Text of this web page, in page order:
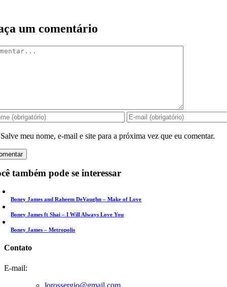
um comentário
Salve meu nome, e-mail e site para a próxima vez que eu comentar.
também pode se interessar
Boney James and Raheem DeVaughn – Make of Love
Boney James ft Shai – I Will Always Love You
Boney James – Metropolis
Contato
E-mail:
lorossergio@gmail.com